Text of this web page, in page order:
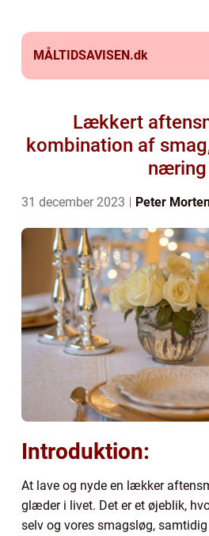
MÅLTIDSAVISEN.dk
Lækkert
kombination af
næring
31 december 2023 Peter
Introduktion:
At lave og nyde en lækker
glæder i livet. Det er et øjeblik,
selv og vores smagsløg,